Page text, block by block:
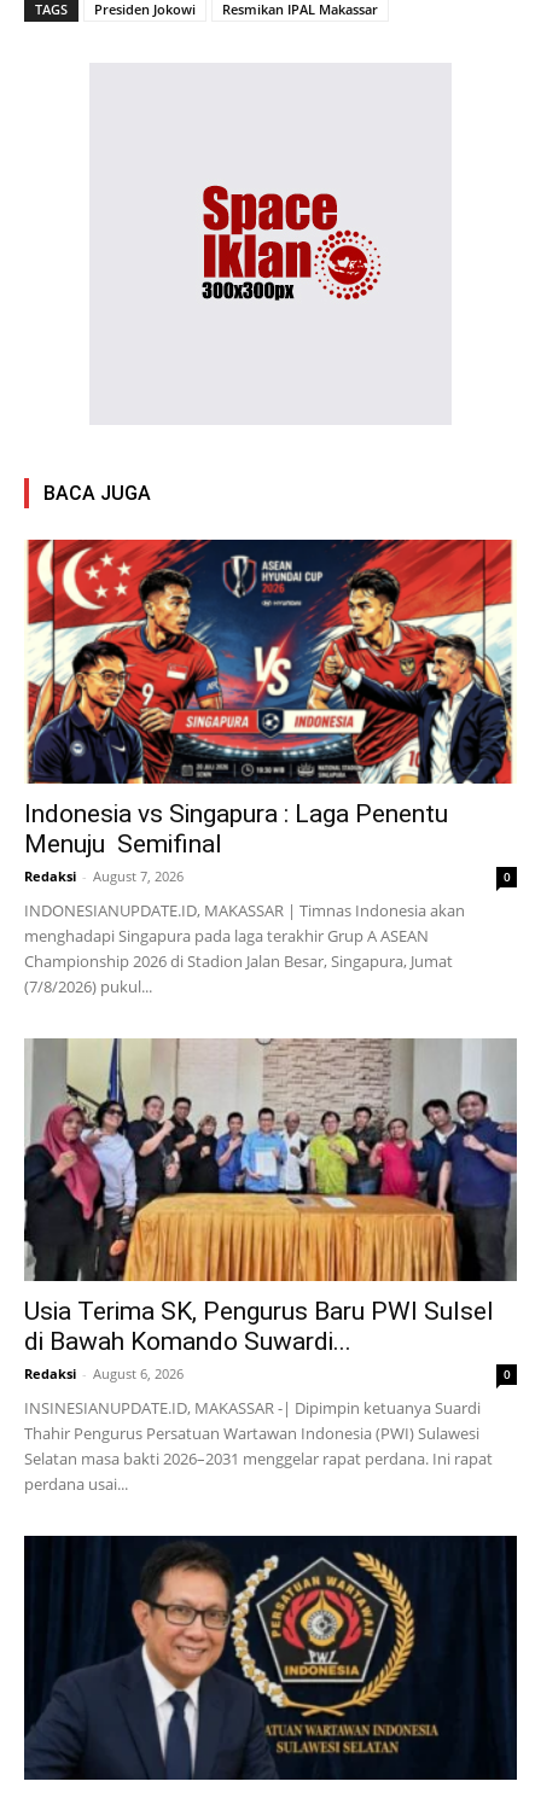
TAGS Presiden Jokowi Resmikan IPAL Makassar
BACA JUGA
Indonesia vs Singapura : Laga Penentu
Menuju Semifinal
Redaksi - August 7, 2026 0
INDONESIANUPDATE.ID, MAKASSAR | Timnas Indonesia akan
menghadapi Singapura pada laga terakhir Grup A ASEAN
Championship 2026 di Stadion Jalan Besar, Singapura, Jumat
(7/8/2026) pukul...
Usia Terima SK, Pengurus Baru PWI Sulsel
di Bawah Komando Suwardi...
Redaksi - August 6, 2026 0
INSINESIANUPDATE.ID, MAKASSAR -| Dipimpin ketuanya Suardi
Thahir Pengurus Persatuan Wartawan Indonesia (PWI) Sulawesi
Selatan masa bakti 2026–2031 menggelar rapat perdana. Ini rapat
perdana usai...